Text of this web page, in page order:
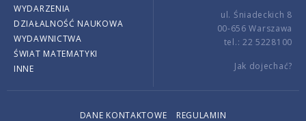
WYDARZENIA
DZIAŁALNOŚĆ NAUKOWA
WYDAWNICTWA
ŚWIAT MATEMATYKI
INNE
ul. Śniadeckich 8
00-656 Warszawa
tel.: 22 5228100
Jak dojechać?
DANE KONTAKTOWE REGULAMIN